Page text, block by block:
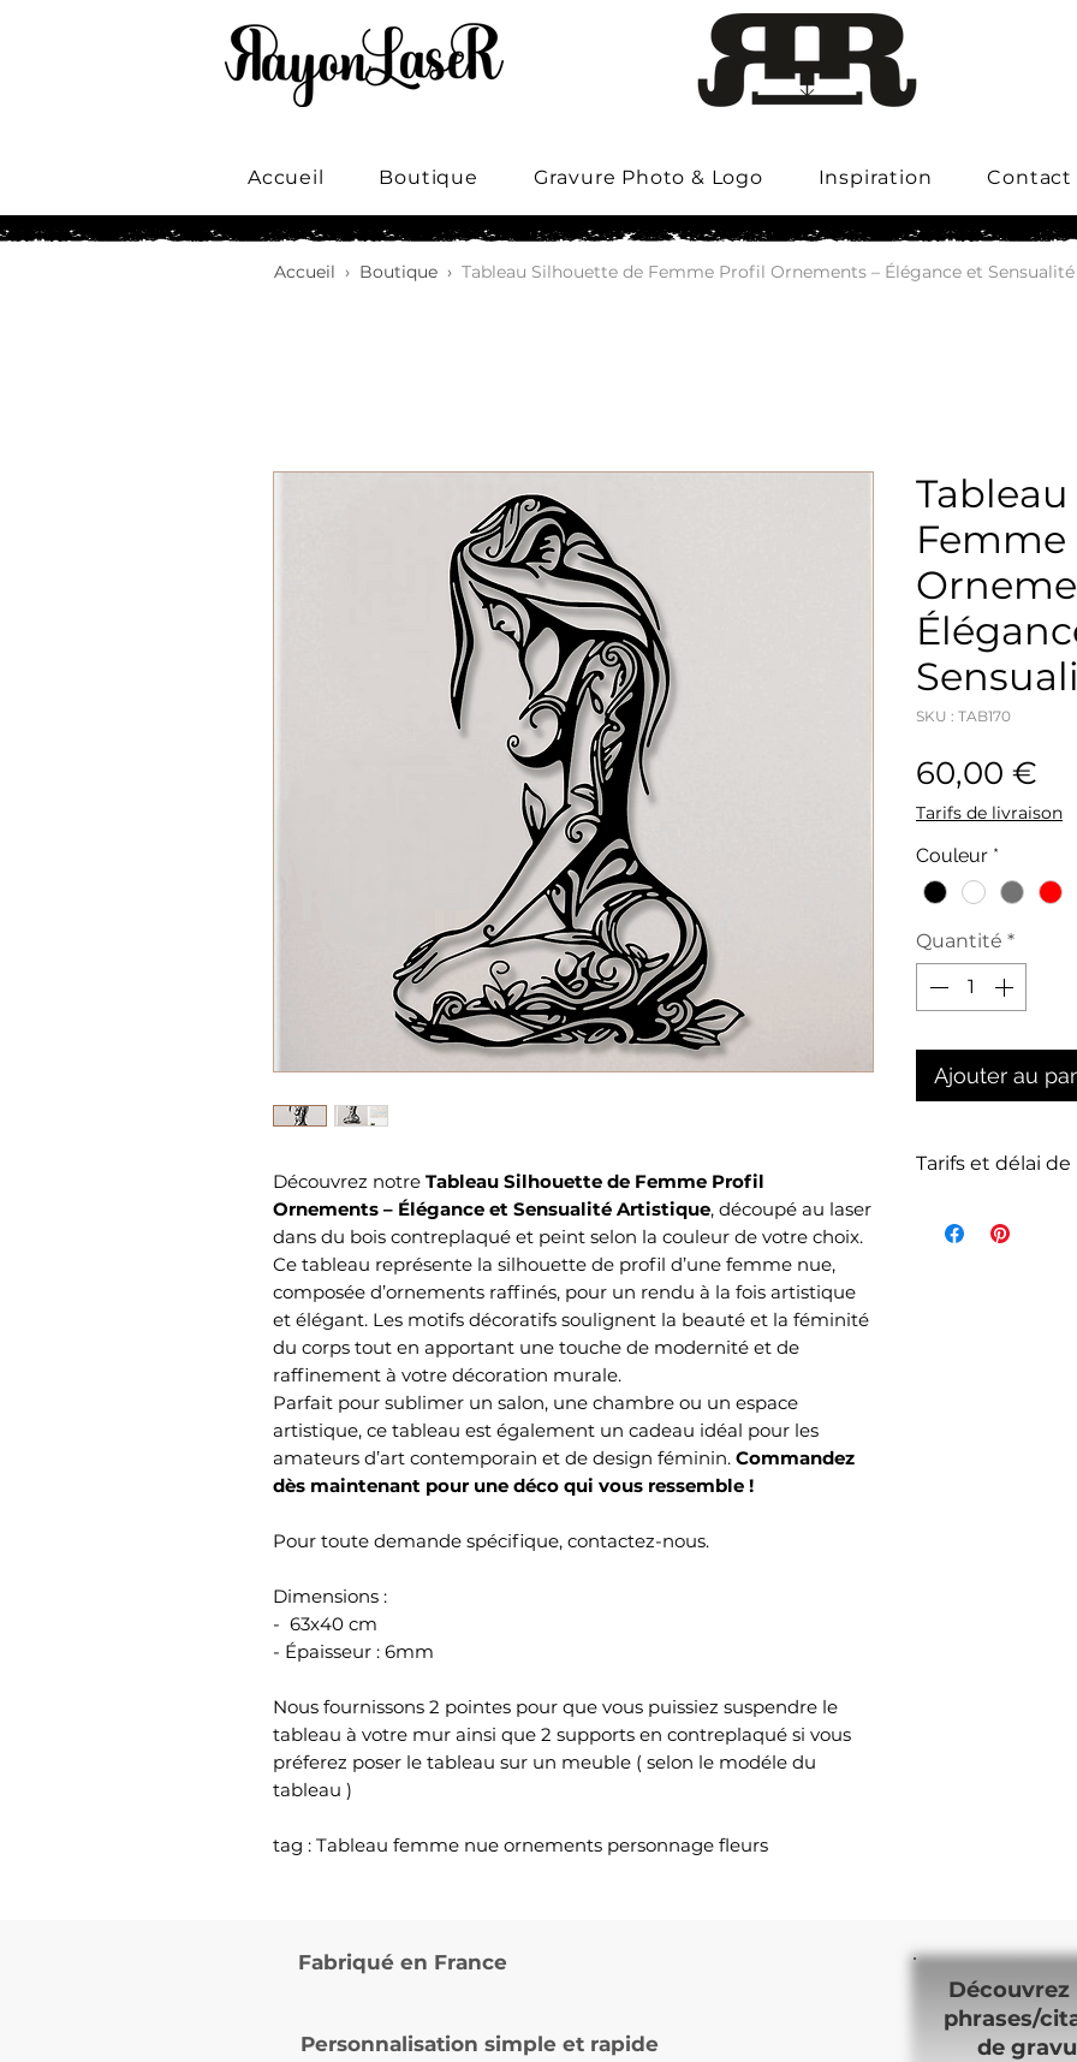
Accueil Boutique Gravure Photo & Logo Inspiration Contact
Accueil › Boutique › Tableau Silhouette de Femme Profil Ornements – Élégance et
Découvrez notre Tableau Silhouette de Femme Profil
Ornements – Élégance et Sensualité Artistique, découpé au laser
dans du bois contreplaqué et peint selon la couleur de votre choix.
Ce tableau représente la silhouette de profil d’une femme nue,
composée d’ornements raffinés, pour un rendu à la fois artistique
et élégant. Les motifs décoratifs soulignent la beauté et la féminité
du corps tout en apportant une touche de modernité et de
raffinement à votre décoration murale.
Parfait pour sublimer un salon, une chambre ou un espace
artistique, ce tableau est également un cadeau idéal pour les
amateurs d’art contemporain et de design féminin. Commandez
dès maintenant pour une déco qui vous ressemble !
Pour toute demande spécifique, contactez-nous.
Dimensions :
- 63x40 cm
- Épaisseur : 6mm
Nous fournissons 2 pointes pour que vous puissiez suspendre le
tableau à votre mur ainsi que 2 supports en contreplaqué si vous
préferez poser le tableau sur un meuble ( selon le modéle du
tableau )
tag : Tableau femme nue ornements personnage fleurs
Femme
SKU : TAB170
60,00 €
Tarifs de livraison
Couleur *
Quantité *
Ajouter au
Tarifs et délai de
de l'article et
Fabriqué en France
Personnalisation simple et rapide
phrases/
de